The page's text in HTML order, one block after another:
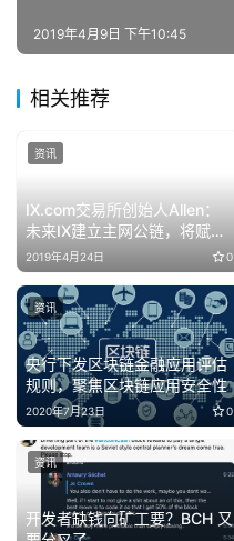
2019年4月9日 下午10:45
相关推荐
IX.com交易所创始人Allen：
未来IX建立主网公链，将赋予
IX Token更多想象空间
2019年4月24日 0
资讯
央行下发区块链金融应用评估
规则，聚焦区块链应用安全性
2020年7月23日 0
资讯
开发者缺钱向矿工要？BCH 又
资讯